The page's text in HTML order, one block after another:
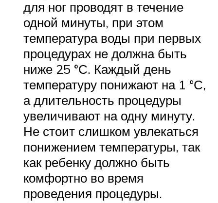
для ног проводят в течение
одной минуты, при этом
температура воды при первых
процедурах не должна быть
ниже 25 °С. Каждый день
температуру понижают на 1 °С,
а длительность процедуры
увеличивают на одну минуту.
Не стоит слишком увлекаться
понижением температуры, так
как ребенку должно быть
комфортно во время
проведения процедуры.